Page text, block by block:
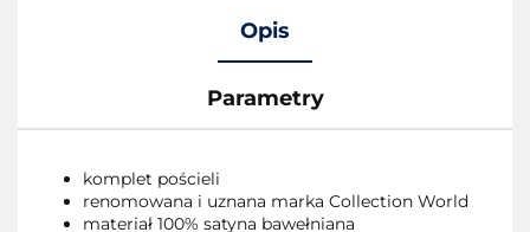
Opis
Parametry
komplet pościeli
renomowana i uznana marka Collection World
materiał 100% satyna bawełniana